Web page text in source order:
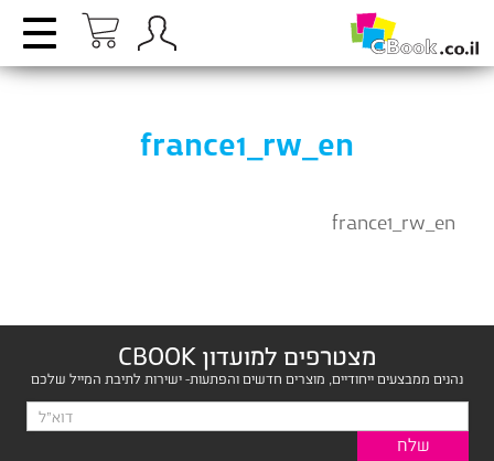
france1_rw_en
france1_rw_en
מצטרפים למועדון CBOOK
נהנים ממבצעים ייחודיים, מוצרים חדשים והפתעות- ישירות לתיבת המייל שלכם